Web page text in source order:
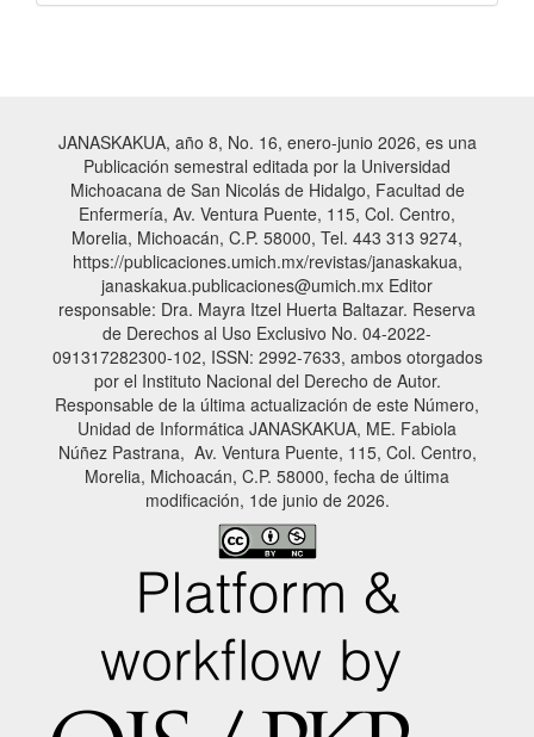
JANASKAKUA, año 8, No. 16, enero-junio 2026, es una
Publicación semestral editada por la Universidad
Michoacana de San Nicolás de Hidalgo, Facultad de
Enfermería, Av. Ventura Puente, 115, Col. Centro,
Morelia, Michoacán, C.P. 58000, Tel. 443 313 9274,
https://publicaciones.umich.mx/revistas/janaskakua,
janaskakua.publicaciones@umich.mx Editor
responsable: Dra. Mayra Itzel Huerta Baltazar. Reserva
de Derechos al Uso Exclusivo No. 04-2022-
091317282300-102, ISSN: 2992-7633, ambos otorgados
por el Instituto Nacional del Derecho de Autor.
Responsable de la última actualización de este Número,
Unidad de Informática JANASKAKUA, ME. Fabiola
Núñez Pastrana, Av. Ventura Puente, 115, Col. Centro,
Morelia, Michoacán, C.P. 58000, fecha de última
modificación, 1de junio de 2026.